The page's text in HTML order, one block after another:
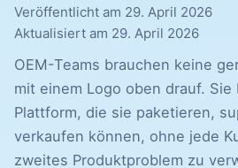
Veröffentlicht am 29. April 2026
Aktualisiert am 29. April 2026
OEM-Teams brauchen keine
mit einem Logo oben drauf. Sie
Plattform, die sie paketieren,
verkaufen können, ohne jede
zweites Produktproblem zu